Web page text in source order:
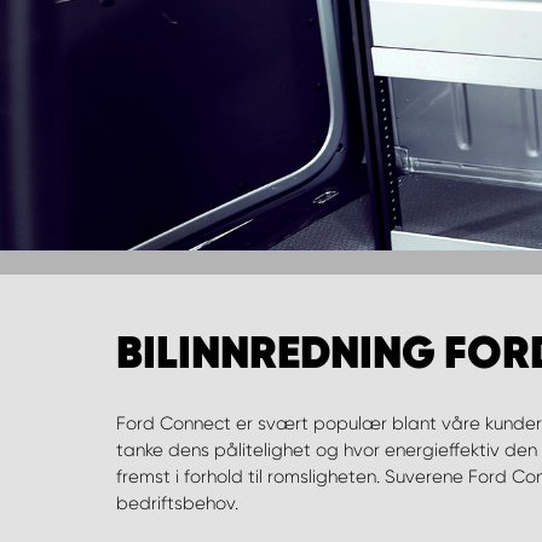
BILINNREDNING
Ford Connect er svært populær blant våre
tanke dens pålitelighet og hvor energieffektiv den
fremst i forhold til romsligheten. Suverene Ford
bedriftsbehov.